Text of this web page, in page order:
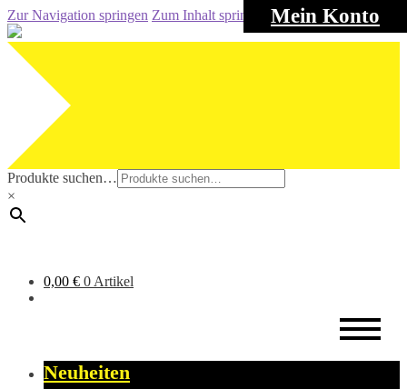
Mein Konto
Zur Navigation springen Zum Inhalt springen
Produkte suchen…
×
0,00 € 0 Artikel
Neuheiten